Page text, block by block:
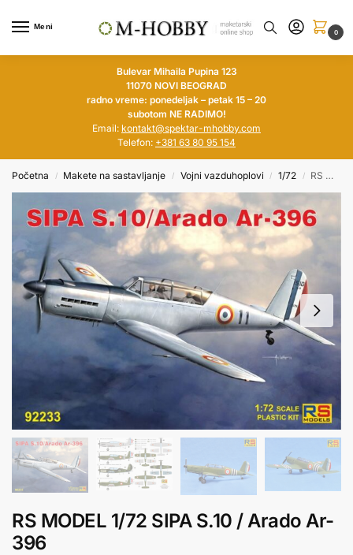
Meni
0
Bulevar Mihaila Pupina 123
11070 NOVI BEOGRAD
radno vreme: ponedeljak – petak 15 – 20
subotom NE RADIMO!
Email: kontakt@spektar-mhobby.com
Telefon: +381 63 80 95 154
Početna / Makete na sastavljanje / Vojni vazduhoplovi / 1/72 / RS MODEL 1/72 SIPA S.10 / Arado Ar-396
RS MODEL 1/72 SIPA S.10 / Arado Ar-
396